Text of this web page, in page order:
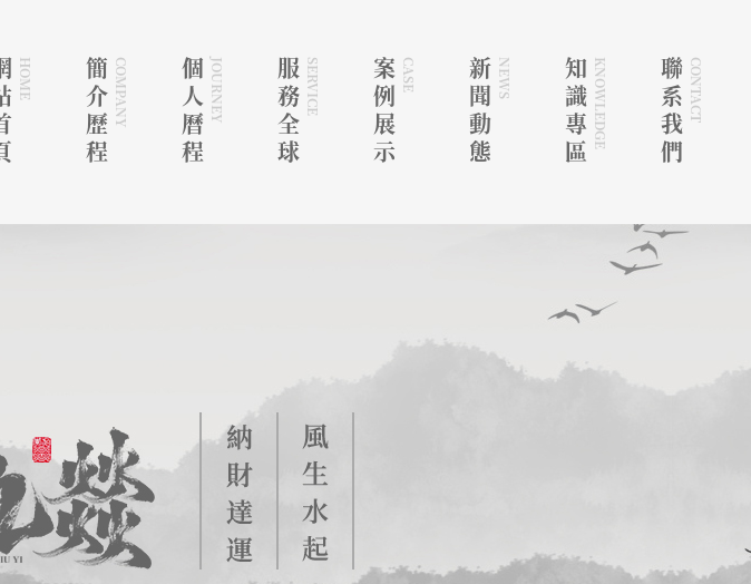
頁 HOME 簡介歷程COMPANY 個人曆程JOURNEY 服務全球SERVICE 案例展示 CASE 新聞動態NEWS 知識專區KNOWLEDGE 聯系我們CONTACT